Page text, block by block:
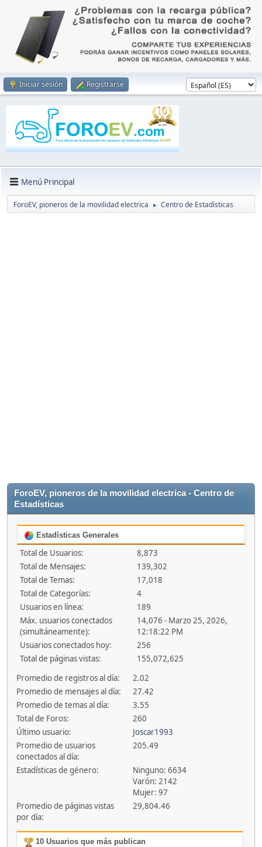
Iniciar sesión Registrarse
Menú Principal
ForoEV, pioneros de la movilidad electrica ► Centro de Estadísticas
ForoEV, pioneros de la movilidad electrica - Centro de
Estadísticas
Estadísticas Generales
Total de Usuarios:
8,873
Total de Mensajes:
139,302
Total de Temas:
17,018
Total de Categorías:
4
Usuarios en línea:
189
Máx. usuarios conectados
(simultáneamente):
14,076 - Marzo 25, 2026,
12:18:22 PM
Usuarios conectados hoy:
256
Total de páginas vistas:
155,072,625
Promedio de registros al día:
2.02
Promedio de mensajes al día:
27.42
Promedio de temas al día:
3.55
Total de Foros:
260
Último usuario:
Joscar1993
Promedio de usuarios
conectados al día:
205.49
Estadísticas de género:
Ninguno: 6634
Varón: 2142
Mujer: 97
Promedio de páginas vistas
por día:
29,804.46
10 Usuarios que más publican